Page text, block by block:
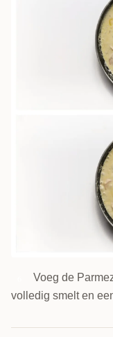
Voeg de
volledig smelt en